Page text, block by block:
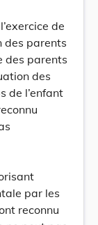
de
des parents
des parents
des
de l’enfant
par les
reconnu